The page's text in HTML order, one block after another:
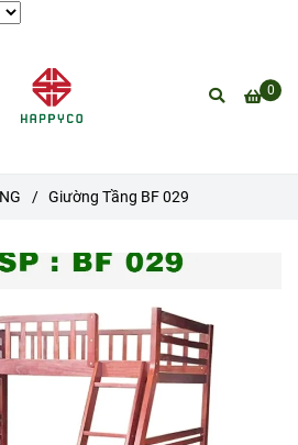
0
/ Giường Tầng BF 029